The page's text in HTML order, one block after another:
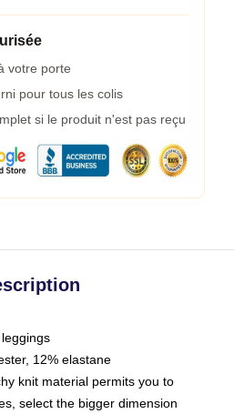
votre porte
pour tous les colis
si le produit n'est pas reçu
12% elastane
knit material permits you to
select the bigger dimension